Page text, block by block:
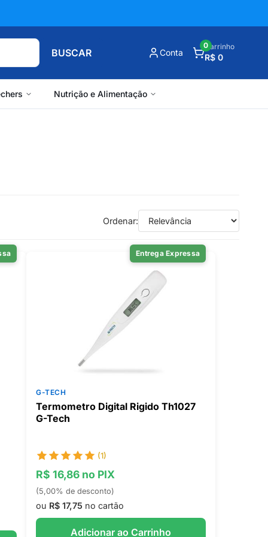
BUSCAR Conta
Carrinho
R$ 0
0
Nutrição e Alimentação
Ordenar:
Entrega Expressa
G-TECH
Termometro Digital Rigido Th1027
G-Tech
(1)
R$ 16,86 no PIX
(5,00% de desconto)
ou R$ 17,75 no cartão
Adicionar ao Carrinho